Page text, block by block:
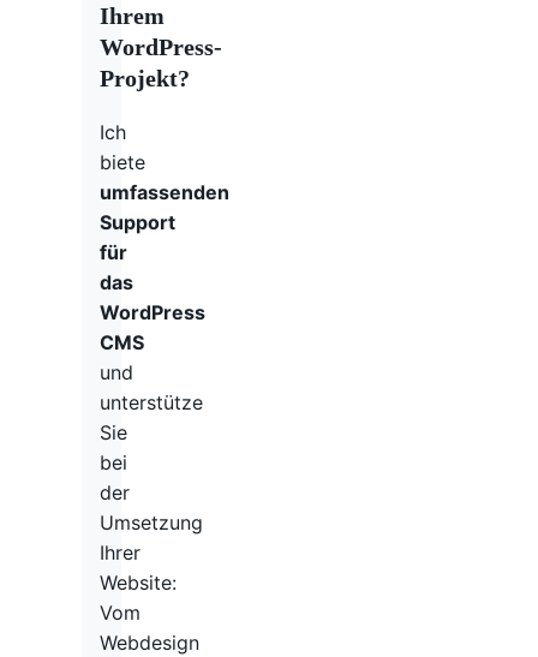
Ihrem
WordPress-
Projekt?
Ich
biete
umfassenden
Support
für
das
WordPress
CMS
und
unterstütze
Sie
bei
der
Umsetzung
Ihrer
Website:
Vom
Webdesign